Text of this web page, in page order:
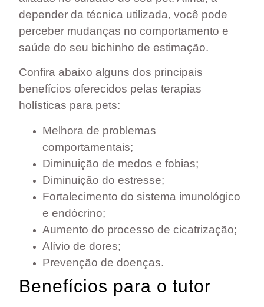
depender da técnica utilizada, você pode
perceber mudanças no comportamento e
saúde do seu bichinho de estimação.
Confira abaixo alguns dos principais
benefícios oferecidos pelas terapias
holísticas para pets:
Melhora de problemas
comportamentais;
Diminuição de medos e fobias;
Diminuição do estresse;
Fortalecimento do sistema imunológico
e endócrino;
Aumento do processo de cicatrização;
Alívio de dores;
Prevenção de doenças.
Benefícios para o tutor